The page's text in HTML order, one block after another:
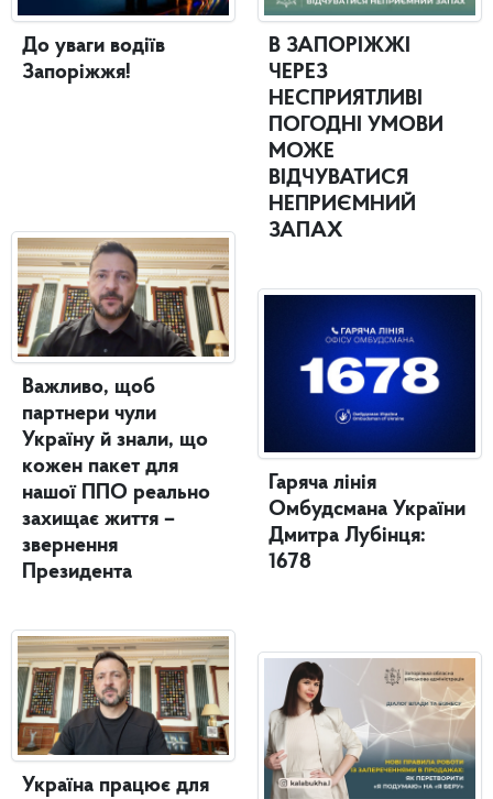
До уваги водіїв
Запоріжжя!
Важливо, щоб
партнери чули
Україну й знали, що
кожен пакет для
нашої ППО реально
захищає життя –
звернення
Президента
Україна працює для
В ЗАПОРІЖЖІ
ЧЕРЕЗ
НЕСПРИЯТЛИВІ
ПОГОДНІ УМОВИ
МОЖЕ
ВІДЧУВАТИСЯ
НЕПРИЄМНИЙ
ЗАПАХ
Гаряча лінія
Омбудсмана України
Дмитра Лубінця:
1678